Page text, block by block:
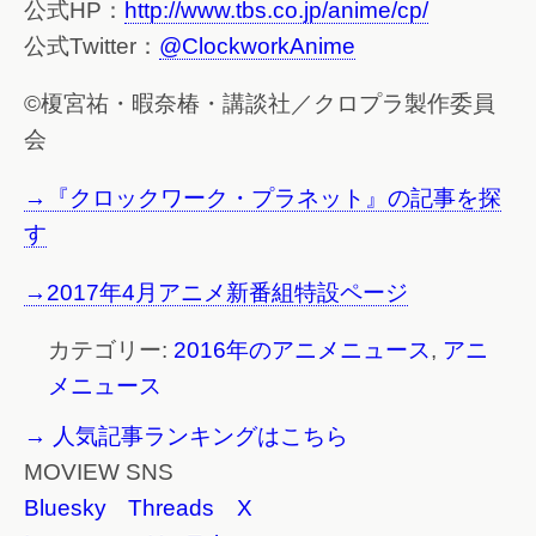
公式HP： http://www.tbs.co.jp/anime/cp/
公式Twitter： @ClockworkAnime
©榎宮祐・暇奈椿・講談社／クロプラ製作委員
会
→『クロックワーク・プラネット』の記事を探
す
→2017年4月アニメ新番組特設ページ
カテゴリー: 2016年のアニメニュース, アニ
メニュース
→ 人気記事ランキングはこちら
MOVIEW SNS
Bluesky
Threads
X